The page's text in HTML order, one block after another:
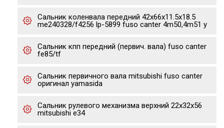
Сальник коленвала передний 42x66x11.5x18.5
me240328/f4256 lp-5899 fuso canter 4m50,4m51 y
Сальник кпп передний (первич. вала) fuso canter
fe85/tf
Сальник первичного вала mitsubishi fuso canter
оригинал yamasida
Сальник рулевого механизма верхний 22х32х56
mitsubishi e34